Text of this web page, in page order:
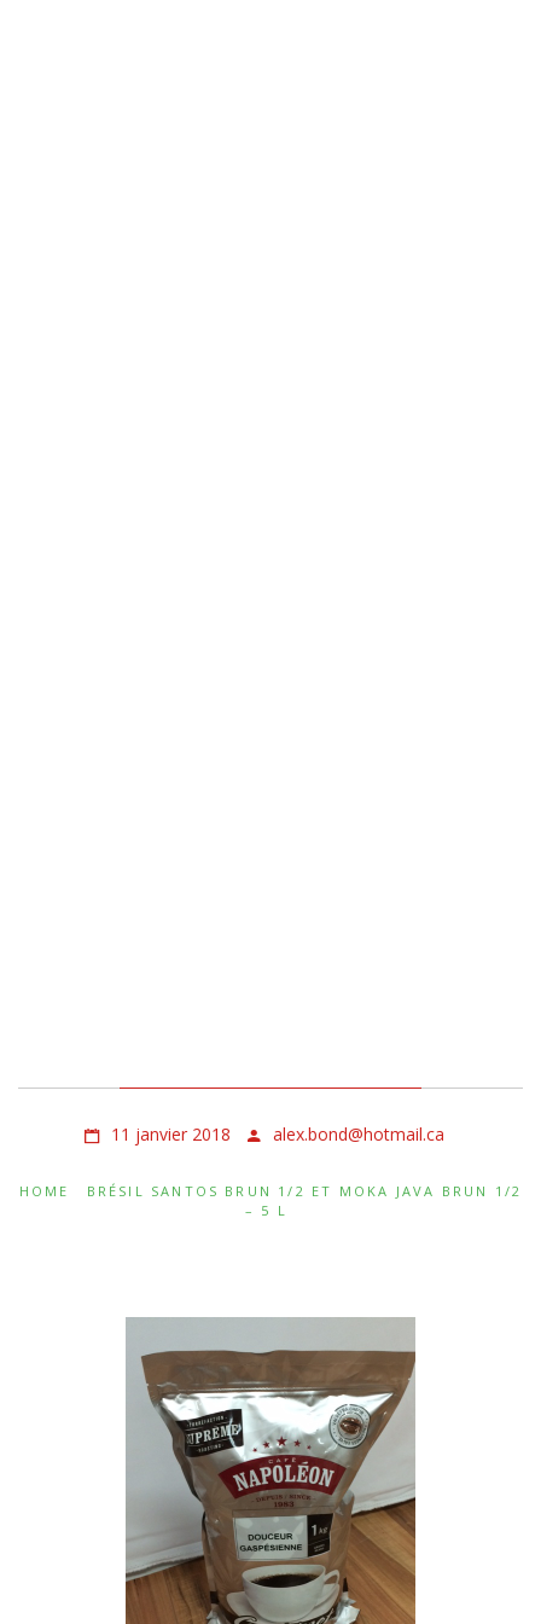
11 janvier 2018 alex.bond@hotmail.ca
HOME
BRÉSIL SANTOS BRUN 1/2 ET MOKA JAVA BRUN 1/2
– 5 L